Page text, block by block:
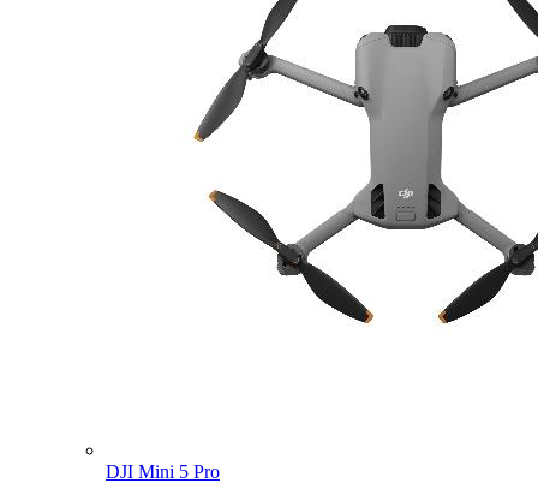
DJI Mini 5 Pro